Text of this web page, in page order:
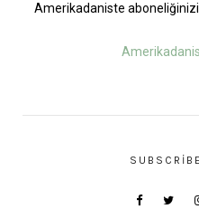
Amerikadaniste